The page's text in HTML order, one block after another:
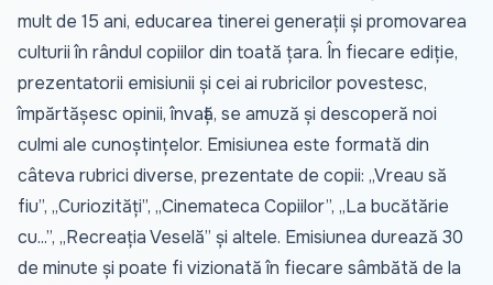
mult de 15 ani, educarea tinerei generații și promovarea
culturii în rândul copiilor din toată țara. În fiecare ediție,
prezentatorii emisiunii și cei ai rubricilor povestesc,
împărtășesc opinii, învață, se amuză și descoperă noi
culmi ale cunoștințelor. Emisiunea este formată din
câteva rubrici diverse, prezentate de copii: „Vreau să
fiu”, „Curiozități”, „Cinemateca Copiilor”, „La bucătărie
cu...”, „Recreația Veselă” și altele. Emisiunea durează 30
de minute și poate fi vizionată în fiecare sâmbătă de la